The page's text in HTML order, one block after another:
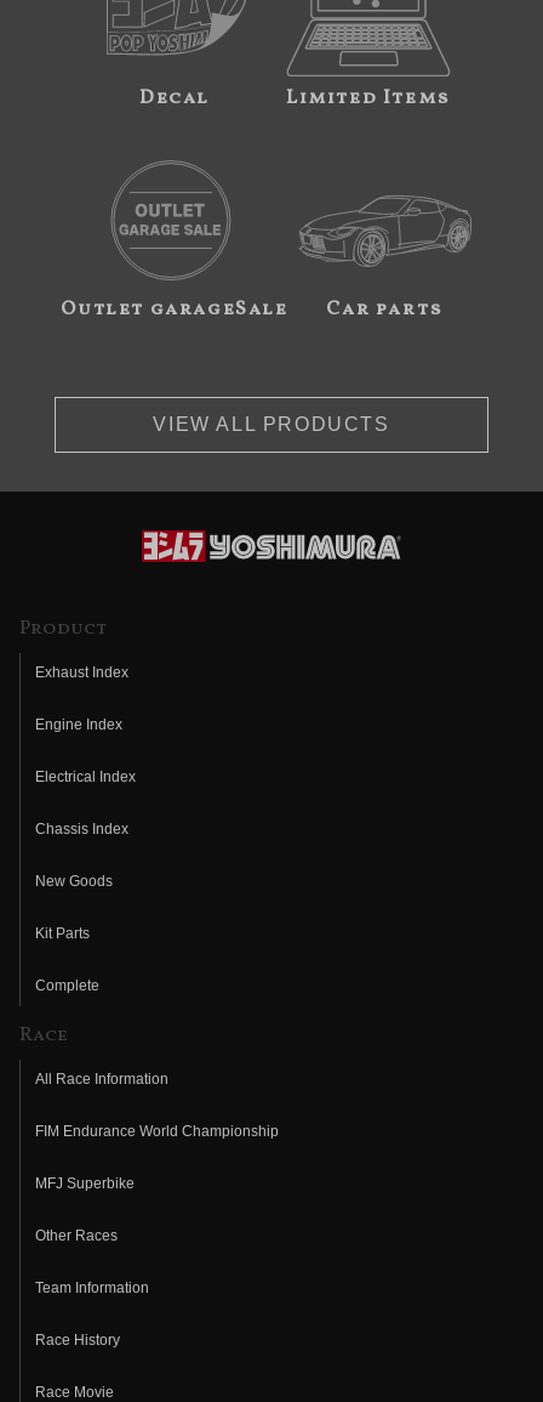
Decal Limited Items
Outlet garageSale Car parts
VIEW ALL PRODUCTS
Product
Exhaust Index
Engine Index
Electrical Index
Chassis Index
New Goods
Kit Parts
Complete
Race
All Race Information
FIM Endurance World Championship
MFJ Superbike
Other Races
Team Information
Race History
Race Movie